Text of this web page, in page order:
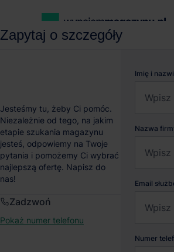
Magazyn
Mikołów, Śląskie
Zapytaj o szczegóły
Jesteśmy tu, żeby Ci pomóc.
Niezależnie od tego, na jakim
etapie szukania magazynu
jesteś, odpowiemy na Twoje
pytania i pomożemy Ci wybrać
najlepszą ofertę. Napisz do
nas!
Zadzwoń
Pokaż numer telefonu
Imię i
Nazwa
Email
Numer